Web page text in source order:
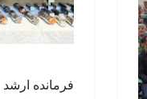
فرمانده